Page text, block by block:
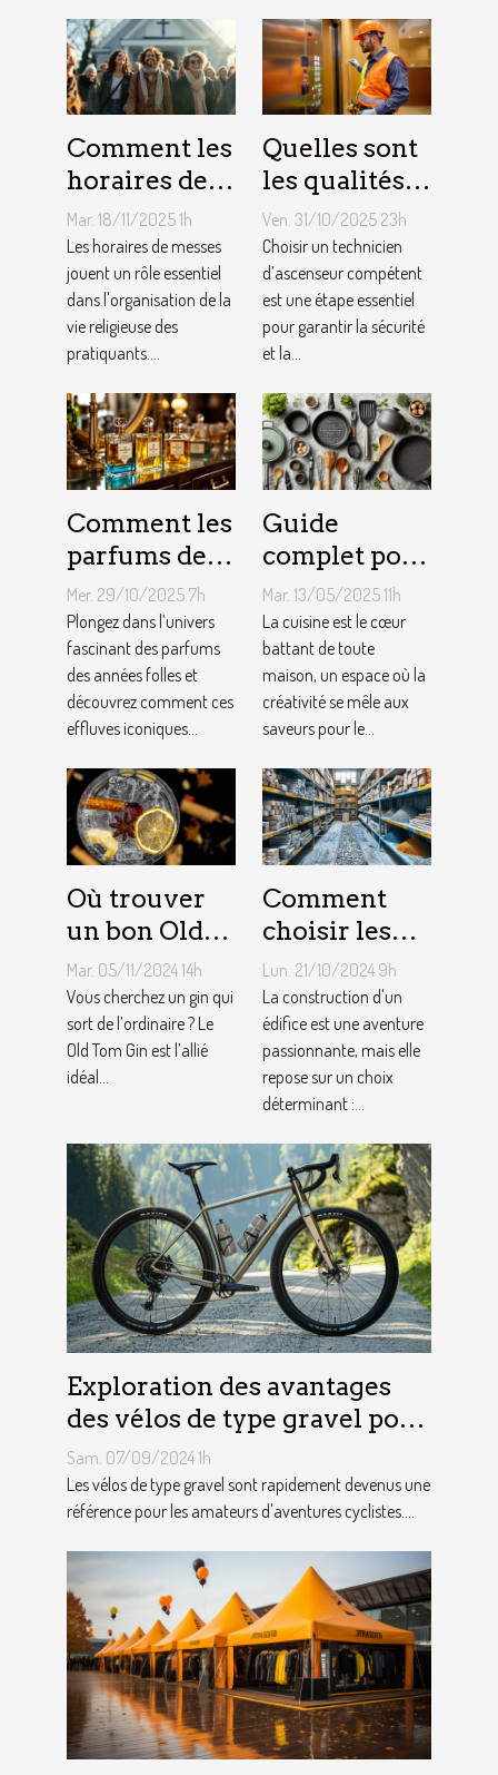
Comment les
horaires de
messes
facilitent la
vie des
pratiquants ?
Mar. 18/11/2025 1h
Les horaires de messes
jouent un rôle essentiel
dans l'organisation de la
vie religieuse des
pratiquants....
Quelles sont
les qualités à
rechercher
chez un
technicien
d’ascenseur ?
Ven. 31/10/2025 23h
Choisir un technicien
d’ascenseur compétent
est une étape essentiel
pour garantir la sécurité
et la...
Comment les
parfums des
années folles
influencent-
ils la mode
moderne ?
Mer. 29/10/2025 7h
Plongez dans l’univers
fascinant des parfums
des années folles et
découvrez comment ces
effluves iconiques...
Guide
complet pour
choisir le
meilleur
équipement
de cuisine
Mar. 13/05/2025 11h
La cuisine est le cœur
battant de toute
maison, un espace où la
créativité se mêle aux
saveurs pour le...
Où trouver
un bon Old
Tom Gin
artisanal ?
Mar. 05/11/2024 14h
Vous cherchez un gin qui
sort de l’ordinaire ? Le
Old Tom Gin est l’allié
idéal...
Comment
choisir les
matériaux de
construction
adaptés à
votre projet
Lun. 21/10/2024 9h
La construction d'un
édifice est une aventure
passionnante, mais elle
repose sur un choix
déterminant :...
Exploration des avantages
des vélos de type gravel pour
les aventuriers
Sam. 07/09/2024 1h
Les vélos de type gravel sont rapidement devenus une
référence pour les amateurs d'aventures cyclistes....